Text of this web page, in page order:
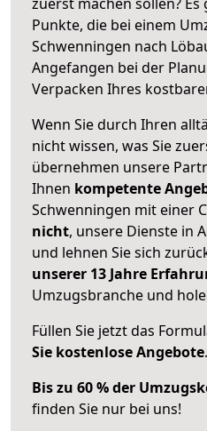
Punkte, die bei einem
Schwenningen nach
Angefangen bei der
Verpacken Ihres
Wenn Sie durch Ihren
nicht wissen, was Sie
übernehmen unsere
Ihnen kompetente
Schwenningen mit einer
nicht, unsere Dienste in
und lehnen Sie sich
unserer 13 Jahre
Umzugsbranche und
Füllen Sie jetzt das
Sie kostenlose Angebote.
Bis zu 60 % der
finden Sie nur bei uns!